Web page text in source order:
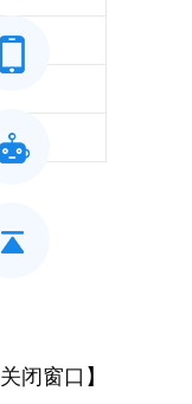
关闭窗口 】